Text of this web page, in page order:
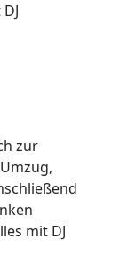
zur
mit DJ